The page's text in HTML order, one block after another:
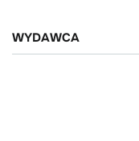
WYDAWCA